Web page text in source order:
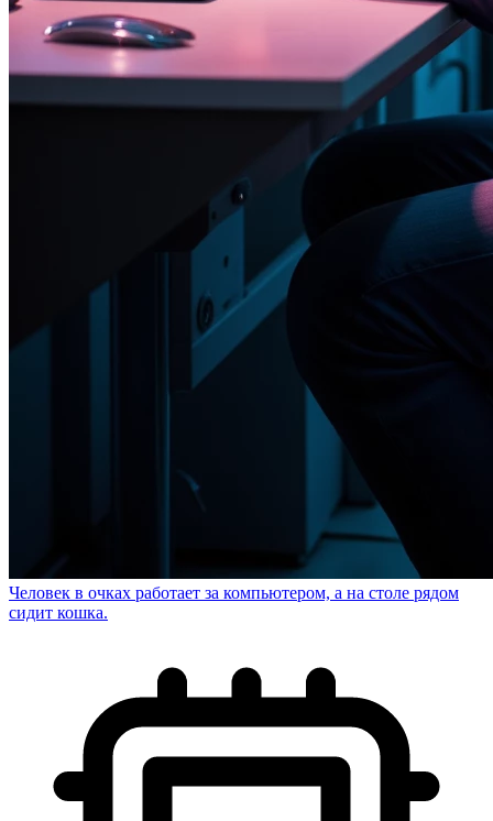
Человек в очках работает за компьютером, а на столе рядом
сидит кошка.